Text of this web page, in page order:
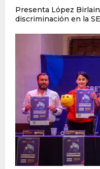
Presenta López
discriminación en la